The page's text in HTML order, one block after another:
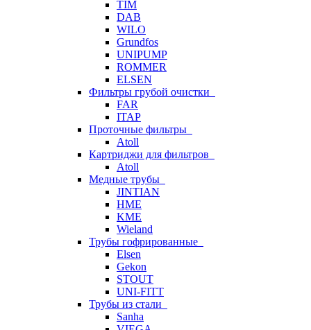
TIM
DAB
WILO
Grundfos
UNIPUMP
ROMMER
ELSEN
Фильтры грубой очистки
FAR
ITAP
Проточные фильтры
Atoll
Картриджи для фильтров
Atoll
Медные трубы
JINTIAN
HME
KME
Wieland
Трубы гофрированные
Elsen
Gekon
STOUT
UNI-FITT
Трубы из стали
Sanha